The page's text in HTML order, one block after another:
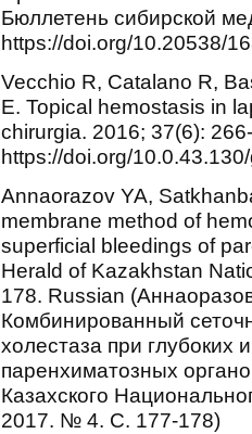
Бюллетень сибирской
https://doi.org/10.20538/
Vecchio R, Catalano R,
E. Topical hemostasis in
chirurgia. 2016; 37(6):
https://doi.org/
Annaorazov YA,
membrane method of
superficial bleedings of
Herald of Kazakhstan
178. Russian
Комбинированный
холестаза при глубоких
паренхиматозных
Казахского
2017. № 4. С. 177-178)